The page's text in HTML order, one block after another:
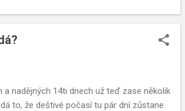
a nadějných 14ti dnech už teď zase několik
to, že deštivé počasí tu pár dní zůstane.